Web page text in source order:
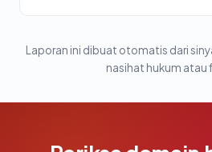
Laporan ini dibuat otomatis dari
nasihat hukum atau